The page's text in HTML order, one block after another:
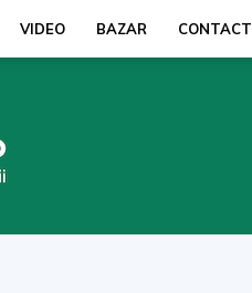
VIDEO BAZAR CONTACT